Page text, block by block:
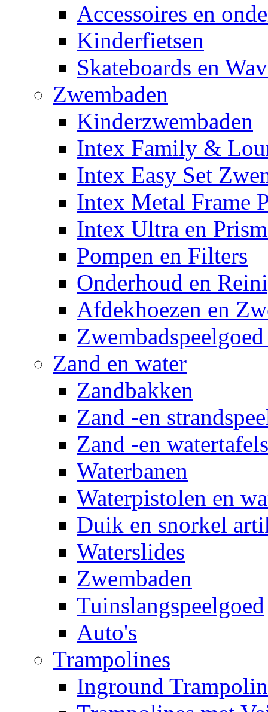
Accessoires en
Kinderfietsen
Skateboards en
Zwembaden
Kinderzwembaden
Intex Family &
Intex Easy Set
Intex Metal Frame
Intex Ultra en
Pompen en Filters
Onderhoud en
Afdekhoezen en
Zand en water
Zandbakken
Zand -en
Zand -en watertafels
Waterbanen
Waterpistolen en
Duik en snorkel
Waterslides
Zwembaden
Tuinslangspeelgoed
Auto's
Trampolines
Inground